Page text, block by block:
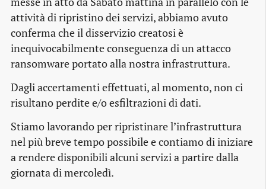
attività di ripristino dei servizi, abbiamo avuto
conferma che il disservizio creatosi è
inequivocabilmente conseguenza di un attacco
ransomware portato alla nostra infrastruttura.
Dagli accertamenti effettuati, al momento, non ci
risultano perdite e/o esfiltrazioni di dati.
Stiamo lavorando per ripristinare l’infrastruttura
nel più breve tempo possibile e contiamo di iniziare
a rendere disponibili alcuni servizi a partire dalla
giornata di mercoledì.